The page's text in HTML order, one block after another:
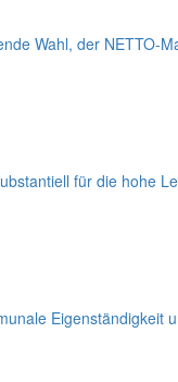
Wahl, der NETTO-
für die hohe
Eigenständigkeit